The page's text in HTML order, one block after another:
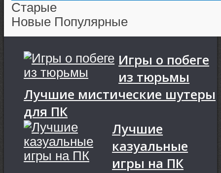
Старые
Новые Популярные
Игры о побеге
из тюрьмы
Лучшие мистические шутеры
для ПК
Лучшие
казуальные
игры на ПК